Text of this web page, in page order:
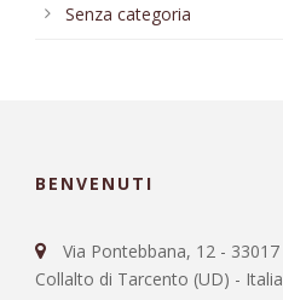
Senza categoria
BENVENUTI
Via Pontebbana, 12 - 33017
Collalto di Tarcento (UD) - Italia